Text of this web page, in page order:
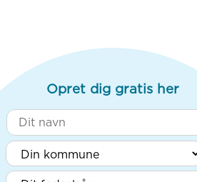
Opret dig gratis her